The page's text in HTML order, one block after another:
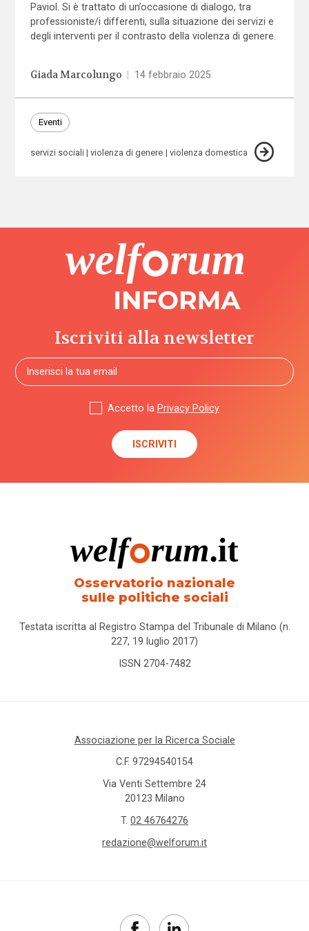
Paviol. Si è trattato di un’occasione di dialogo, tra
professioniste/i differenti, sulla situazione dei servizi e
degli interventi per il contrasto della violenza di genere.
Giada Marcolungo 14 febbraio 2025
Eventi
servizi sociali violenza di genere violenza domestica
Iscriviti alla newsletter
Accetto la Privacy Policy
Osservatorio nazionale
sulle politiche sociali
Testata iscritta al Registro Stampa del Tribunale di Milano (n.
227, 19 luglio 2017)
ISSN 2704-7482
Associazione per la Ricerca Sociale
C.F. 97294540154
Via Venti Settembre 24
20123 Milano
T. 02 46764276
redazione@welforum.it